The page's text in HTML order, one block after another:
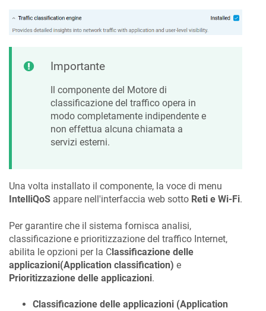
Importante
Il componente del Motore di
classificazione del traffico opera in
modo completamente indipendente e
non effettua alcuna chiamata a
servizi esterni.
Una volta installato il componente, la voce di menu
IntelliQoS appare nell'interfaccia web sotto Reti e Wi-Fi.
Per garantire che il sistema fornisca analisi,
classificazione e prioritizzazione del traffico Internet,
abilita le opzioni per la Classificazione delle
applicazioni(Application classification) e
Prioritizzazione delle applicazioni.
Classificazione delle applicazioni (Application